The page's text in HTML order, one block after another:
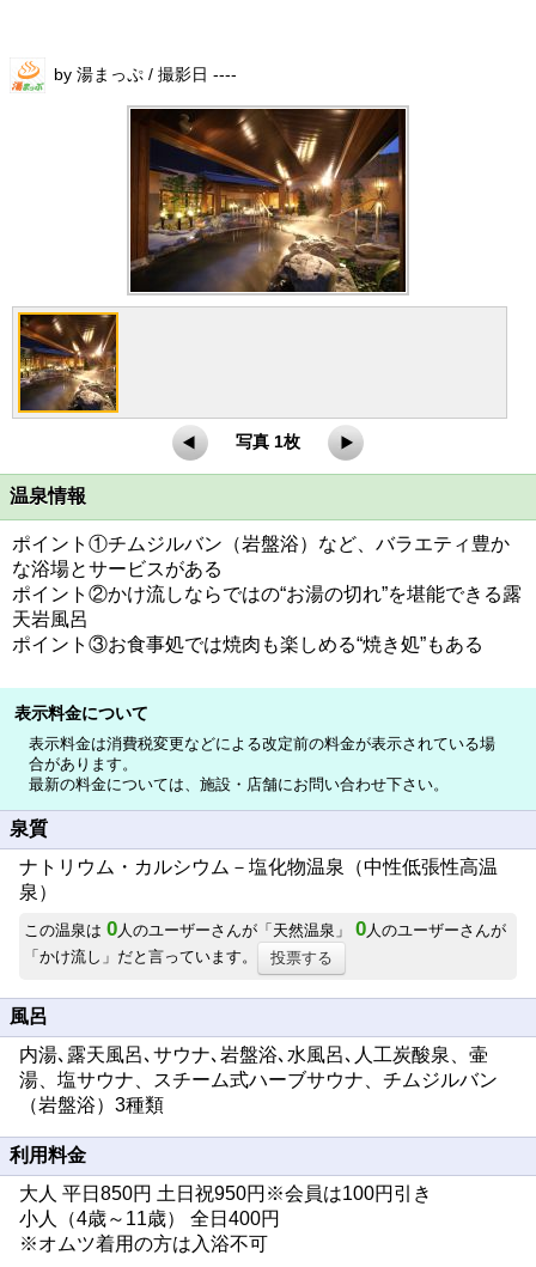
by 湯まっぷ / 撮影日 ----
写真 1枚
温泉情報
ポイント①チムジルバン（岩盤浴）など、バラエティ豊か
な浴場とサービスがある
ポイント②かけ流しならではの“お湯の切れ”を堪能できる露
天岩風呂
ポイント③お食事処では焼肉も楽しめる“焼き処”もある
表示料金について
表示料金は消費税変更などによる改定前の料金が表示されている場
合があります。
最新の料金については、施設・店舗にお問い合わせ下さい。
泉質
ナトリウム・カルシウム－塩化物温泉（中性低張性高温
泉）
この温泉は 0人のユーザーさんが「天然温泉」 0人のユーザーさんが
「かけ流し」だと言っています。
投票する
風呂
内湯､露天風呂､サウナ､岩盤浴､水風呂､人工炭酸泉、壷
湯、塩サウナ、スチーム式ハーブサウナ、チムジルバン
（岩盤浴）3種類
利用料金
大人 平日850円 土日祝950円※会員は100円引き
小人（4歳～11歳） 全日400円
※オムツ着用の方は入浴不可